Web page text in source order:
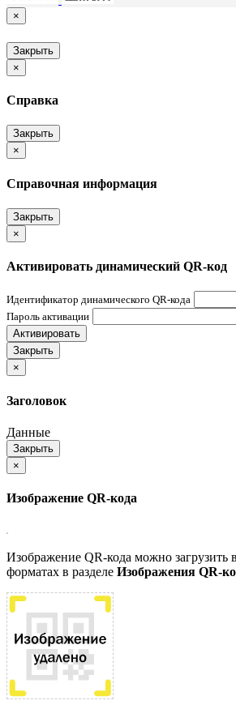
×
Закрыть
×
Справка
Закрыть
×
Справочная информация
Закрыть
×
Активировать динамический QR-код
Идентификатор динамического QR-кода
Пароль активации
Активировать
Закрыть
×
Заголовок
Данные
Закрыть
×
Изображение QR-кода
Изображение QR-кода можно загрузить
форматах в разделе Изображения QR-